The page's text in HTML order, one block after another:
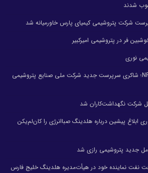
شدند
شرکت پتروشیمی کیمیای پارس خاورمیانه شد
فر در پتروشیمی امیرکبیر
با تودیع عباس زاده از NPC؛ شاکری سرپرست جدید شرکت ملی صنایع پتروشیمی
شرکت نگهداشت‌کاران شد
پیشین درباره هلدینگ صباانرژی را کان‌لم‌یکن
جدید پتروشیمی رازی شد
نفت نماینده خود در هیأت‌مدیره هلدینگ خلیج فارس